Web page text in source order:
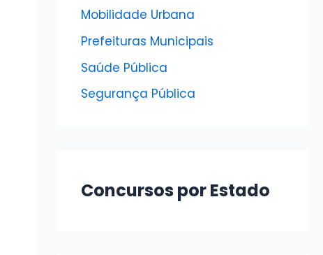
Mobilidade Urbana
Prefeituras Municipais
Saúde Pública
Segurança Pública
Concursos por Estado